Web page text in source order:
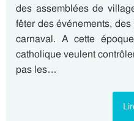
des assemblées de
fêter des événements,
carnaval. A cette
catholique veulent
pas les…